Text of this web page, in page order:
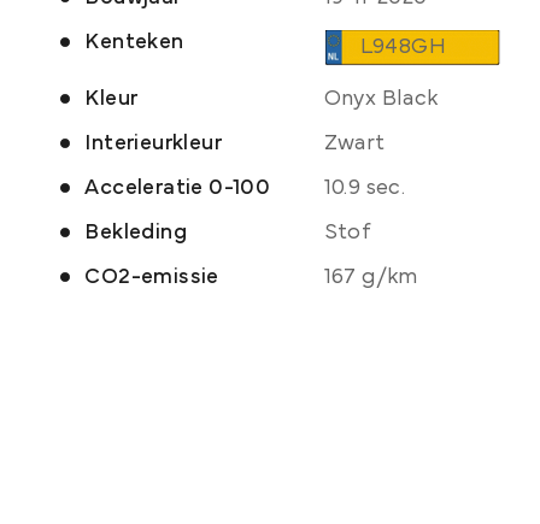
Kenteken L948GH
Kleur Onyx Black
Interieurkleur Zwart
Acceleratie 0-100 10.9 sec.
Bekleding Stof
CO2-emissie 167 g/km